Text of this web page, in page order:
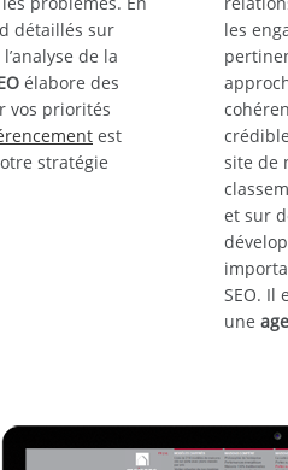
détaillés sur
de la
élabore des
vos priorités
est
stratégie
les
site de
et sur
SEO. Il
une
CASE